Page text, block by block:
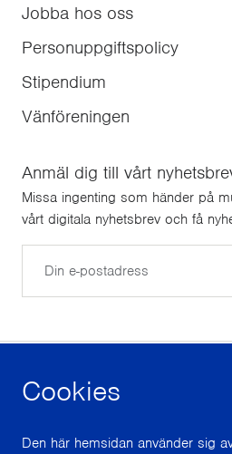
Cookies
Den här hemsidan använder sig
Jobba hos oss
Personuppgiftspolicy
Stipendium
Vänföreningen
Anmäl dig till vårt
Missa ingenting som händer på
vårt digitala nyhetsbrev och få